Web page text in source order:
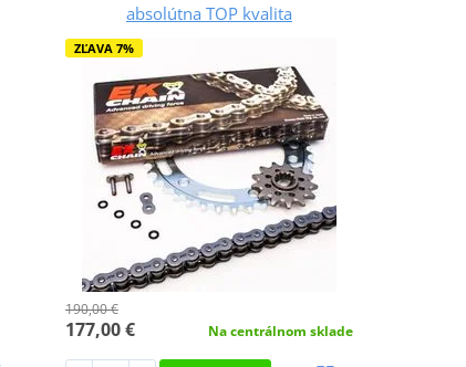
absolútna TOP kvalita
ZĽAVA 7%
190,00 €
177,00 € Na centrálnom sklade